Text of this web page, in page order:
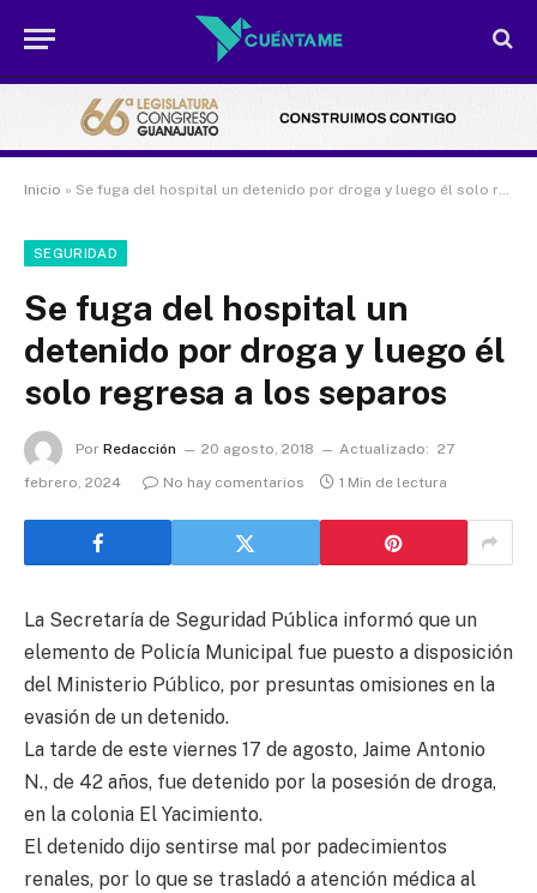
Inicio » Se fuga del hospital un detenido por droga y luego él solo regresa a los separos
SEGURIDAD
Se fuga del hospital un
detenido por droga y luego él
solo regresa a los separos
Por Redacción 20 agosto, 2018 Actualizado: 27
febrero, 2024
No hay comentarios 1 Min de lectura
La Secretaría de Seguridad Pública informó que un
elemento de Policía Municipal fue puesto a disposición
del Ministerio Público, por presuntas omisiones en la
evasión de un detenido.
La tarde de este viernes 17 de agosto, Jaime Antonio
N., de 42 años, fue detenido por la posesión de droga,
en la colonia El Yacimiento.
El detenido dijo sentirse mal por padecimientos
renales, por lo que se trasladó a atención médica al